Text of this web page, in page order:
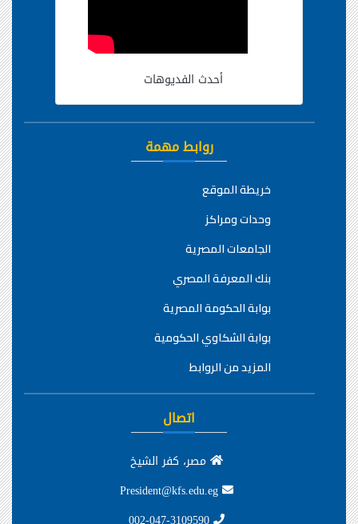
أحدث الفديوهات
روابط مهمة
خريطة الموقع
وحدات ومراكز
الجامعات المصرية
بنك المعرفة المصري
بوابة الحكومة المصرية
بوابة الشكاوي الحكومية
المزيد من الروابط
اتصال
مصر، كفر الشيخ